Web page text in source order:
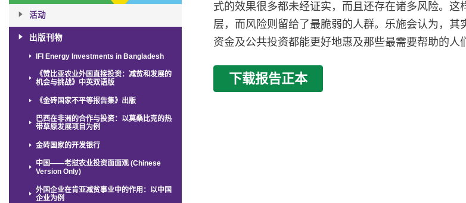
活动
出版刊物
IFI Energy Investments in Bangladesh
《赞比亚农业外国直接投资：减贫和发展的
机会与挑战》中英双语版
《金砖国家不平等报告集》出版
巴西在非洲的合作与投资：以莫桑比克的热
带草原发展项目为例
金砖国家的开发银行
中国——老挝农业投资面面观 (Chinese
Version Only)
外国企业在肯亚减贫事业中的作用：以中国
企业为例
式的效果很多都未经证实，而且还存在诸多风险。
层，而风险则留给了最脆弱的人群。乐施会认为，
资金及公共投资都能更好地惠及那些最需要帮助的人
下载报告正本